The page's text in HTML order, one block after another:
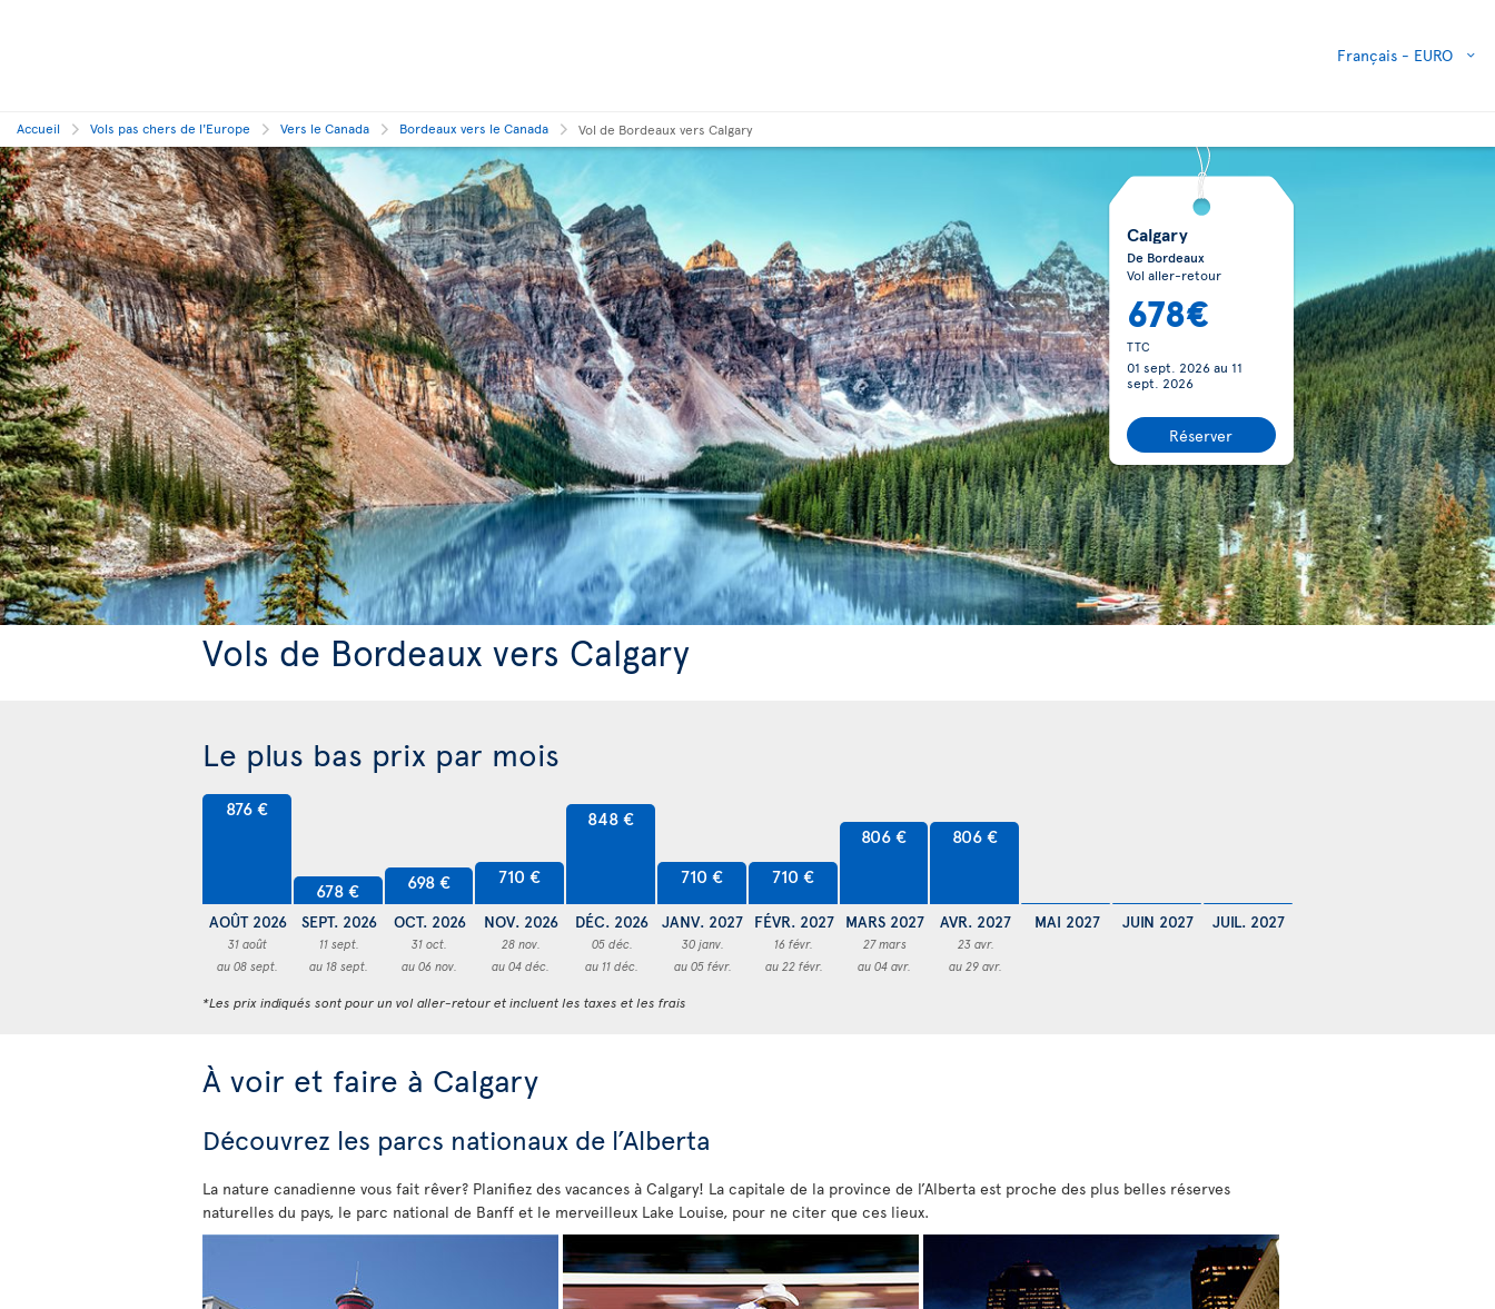
Français - EURO
Accueil Vols pas chers de l'Europe Vers le Canada Bordeaux vers le Canada Vol de Bordeaux vers Calgary
Calgary
De Bordeaux
Vol aller-retour
678€
TTC
01 sept. 2026au 11
sept. 2026
Réserver
Vols de Bordeaux vers Calgary
Le plus bas prix par mois
876 €
AOÛT 2026
31 août
au 08 sept.
678 €
SEPT. 2026
11 sept.
au 18 sept.
698 €
OCT. 2026
31 oct.
au 06 nov.
710 €
NOV. 2026
28 nov.
au 04 déc.
848 €
DÉC. 2026
05 déc.
au 11 déc.
710 €
JANV. 2027
30 janv.
au 05 févr.
710 €
FÉVR. 2027
16 févr.
au 22 févr.
806 €
MARS 2027
27 mars
au 04 avr.
806 €
AVR. 2027
23 avr.
au 29 avr.
MAI 2027 JUIN 2027 JUIL. 2027
*Les prix indiqués sont pour un vol aller-retour et incluent les taxes et les frais
À voir et faire à Calgary
Découvrez les parcs nationaux de l’Alberta
La nature canadienne vous fait rêver? Planifiez des vacances à Calgary! La capitale de la province de l’Alberta est proche des plus belles réserves
naturelles du pays, le parc national de Banff et le merveilleux Lake Louise, pour ne citer que ces lieux.